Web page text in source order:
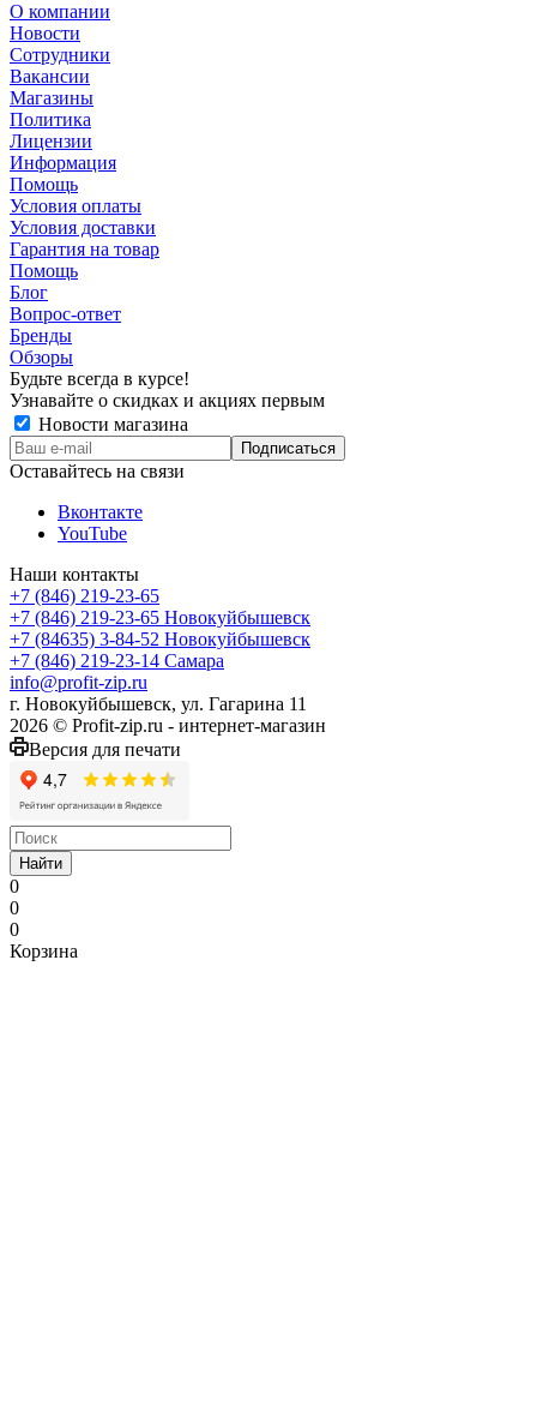
О компании
Новости
Сотрудники
Вакансии
Магазины
Политика
Лицензии
Информация
Помощь
Условия оплаты
Условия доставки
Гарантия на товар
Помощь
Блог
Вопрос-ответ
Бренды
Обзоры
Будьте всегда в курсе!
Узнавайте о скидках и акциях первым
Новости магазина
Оставайтесь на связи
Вконтакте
YouTube
Наши контакты
+7 (846) 219-23-65
+7 (846) 219-23-65 Новокуйбышевск
+7 (84635) 3-84-52 Новокуйбышевск
+7 (846) 219-23-14 Самара
info@profit-zip.ru
г. Новокуйбышевск, ул. Гагарина 11
2026 © Profit-zip.ru - интернет-магазин
Версия для печати
Найти
0
0
0
Корзина